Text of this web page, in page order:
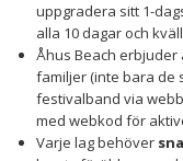
uppgradera sitt 1-
alla 10 dagar och
Åhus Beach erbjuder
familjer (inte bara de
festivalband via
med webkod för
Varje lag behöver